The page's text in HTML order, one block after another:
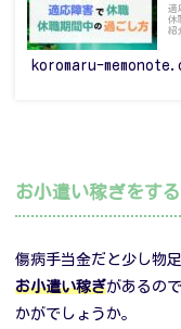
適
休
紹
koromaru-
お小遣い稼ぎをする
傷病手当金だと少し物
お小遣い稼ぎがあるの
かがでしょうか。